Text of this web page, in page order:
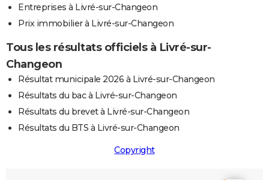
Entreprises à Livré-sur-Changeon
Prix immobilier à Livré-sur-Changeon
Tous les résultats officiels à Livré-sur-
Changeon
Résultat municipale 2026 à Livré-sur-Changeon
Résultats du bac à Livré-sur-Changeon
Résultats du brevet à Livré-sur-Changeon
Résultats du BTS à Livré-sur-Changeon
Copyright